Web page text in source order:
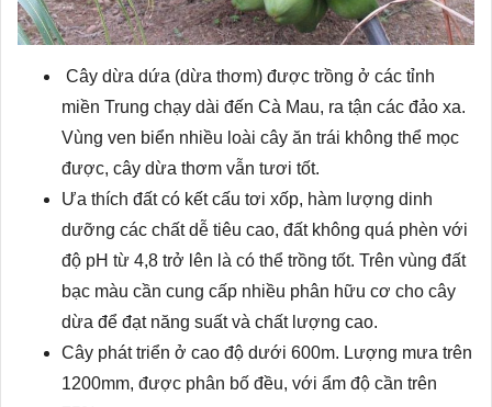
Cây dừa dứa (dừa thơm) được trồng ở các tỉnh
miền Trung chạy dài đến Cà Mau, ra tận các đảo xa.
Vùng ven biển nhiều loài cây ăn trái không thể mọc
được, cây dừa thơm vẫn tươi tốt.
Ưa thích đất có kết cấu tơi xốp, hàm lượng dinh
dưỡng các chất dễ tiêu cao, đất không quá phèn với
độ pH từ 4,8 trở lên là có thể trồng tốt. Trên vùng đất
bạc màu cần cung cấp nhiều phân hữu cơ cho cây
dừa để đạt năng suất và chất lượng cao.
Cây phát triển ở cao độ dưới 600m. Lượng mưa trên
1200mm, được phân bố đều, với ẩm độ cần trên